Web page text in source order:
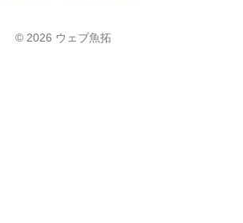
© 2026 ウェブ魚拓